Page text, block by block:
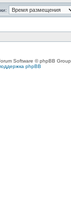
Software © phpBB Group
phpBB